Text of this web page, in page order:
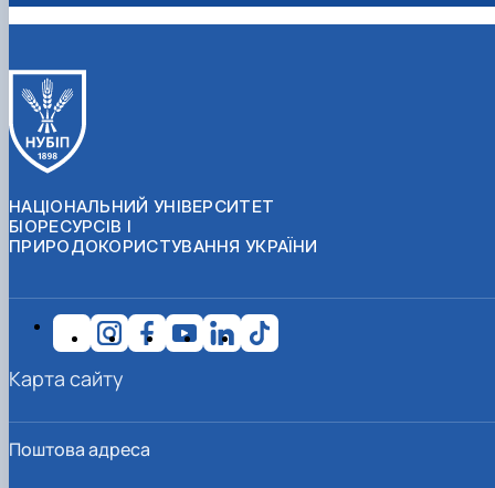
НАЦІОНАЛЬНИЙ УНІВЕРСИТЕТ
БІОРЕСУРСІВ І
ПРИРОДОКОРИСТУВАННЯ УКРАЇНИ
Поштова адреса
Карта сайту